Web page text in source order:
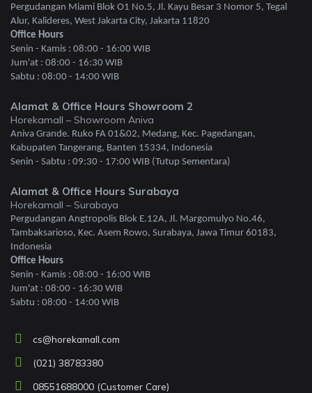
Pergudangan Miami Blok O1 No.5, Jl. Kayu Besar 3 Nomor 5, Tegal
Alur, Kalideres, West Jakarta City, Jakarta 11820
Office Hours
Senin - Kamis : 08:00 - 16:00 WIB
Jum'at : 08:00 - 16:30 WIB
Sabtu : 08:00 - 14:00 WIB
Alamat & Office Hours Showroom 2
Horekamall – Showroom Aniva
Aniva Grande. Ruko FA 01&02, Medang, Kec. Pagedangan,
Kabupaten Tangerang, Banten 15334, Indonesia
Senin - Sabtu : 09:30 - 17:00 WIB (Tutup Sementara)
Alamat & Office Hours Surabaya
Horekamall – Surabaya
Pergudangan Angtropolis Blok E.12A, Jl. Margomulyo No.46,
Tambaksarioso, Kec. Asem Rowo, Surabaya, Jawa Timur 60183,
Indonesia
Office Hours
Senin - Kamis : 08:00 - 16:00 WIB
Jum'at : 08:00 - 16:30 WIB
Sabtu : 08:00 - 14:00 WIB
cs@horekamall.com
(021) 38783380
08551688000 (Customer Care)